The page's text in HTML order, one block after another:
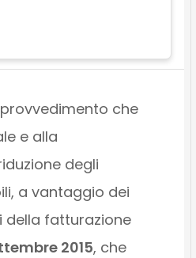
provvedimento che
e alla
degli
a vantaggio dei
della fatturazione
2015, che